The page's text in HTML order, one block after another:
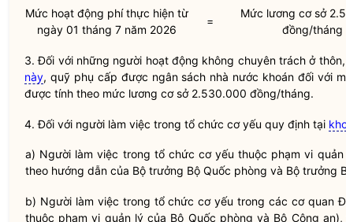
Mức hoạt động phí thực hiện từ
ngày 01 tháng 7 năm 2026
=
Mức lương cơ sở
đồng/tháng
3. Đối với những người hoạt động không chuyên trách ở
này, quỹ phụ cấp được ngân sách nhà nước khoán đối với
được tính theo mức lương cơ sở 2.530.000 đồng/tháng.
4. Đối với người làm việc trong tổ chức cơ yếu quy định tại
a) Người làm việc trong tổ chức cơ yếu thuộc phạm vi
theo hướng dẫn của Bộ trưởng Bộ Quốc phòng và Bộ trưởng
b) Người làm việc trong tổ chức cơ yếu trong các cơ quan
thuộc phạm vi quản lý của Bộ Quốc phòng và Bộ Công